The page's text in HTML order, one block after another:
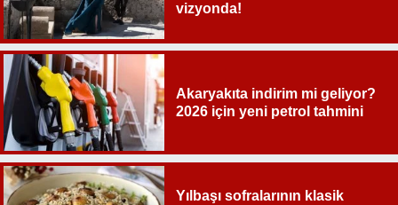
vizyonda!
Akaryakıta indirim mi geliyor?
2026 için yeni petrol tahmini
Yılbaşı sofralarının klasik